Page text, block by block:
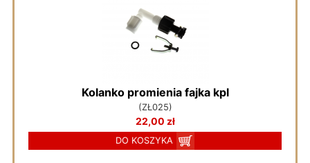
Kolanko promienia fajka kpl
(ZŁ025)
22,00 zł
DO KOSZYKA